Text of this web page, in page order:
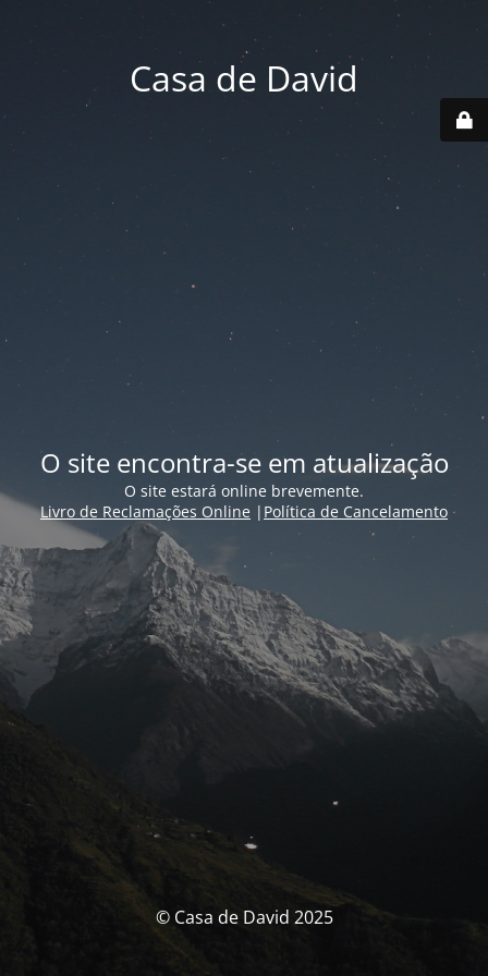
Casa de David
O site encontra-se em atualização
O site estará online brevemente.
Livro de Reclamações Online | Política de Cancelamento
© Casa de David 2025